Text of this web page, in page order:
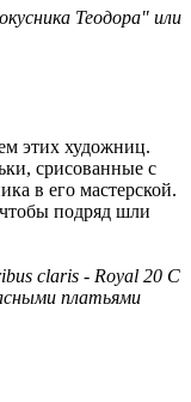
Теодора" или
этих художниц.
срисованные с
в его мастерской.
подряд шли
claris - Royal 20 C
платьями